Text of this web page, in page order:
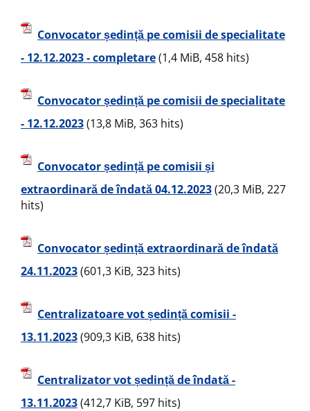
Convocator ședință pe comisii de specialitate
- 12.12.2023 - completare(1,4 MiB, 458 hits)
Convocator ședință pe comisii de specialitate
- 12.12.2023(13,8 MiB, 363 hits)
Convocator ședință pe comisii și
extraordinară de îndată 04.12.2023(20,3 MiB, 227
hits)
Convocator ședință extraordinară de îndată
24.11.2023(601,3 KiB, 323 hits)
Centralizatoare vot ședință comisii -
13.11.2023(909,3 KiB, 638 hits)
Centralizator vot ședință de îndată -
13.11.2023(412,7 KiB, 597 hits)